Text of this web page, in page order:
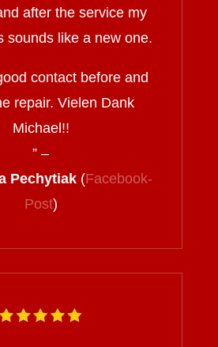
after the service my
sounds like a new one.
contact before and
repair. Vielen Dank
Michael!!
” –
Pechytiak(Facebook-
Post)